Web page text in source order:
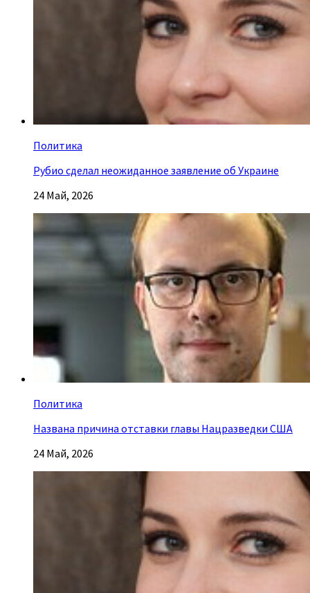
Политика
Рубио сделал неожиданное заявление об Украине
24 Май, 2026
Политика
Названа причина отставки главы Нацразведки США
24 Май, 2026